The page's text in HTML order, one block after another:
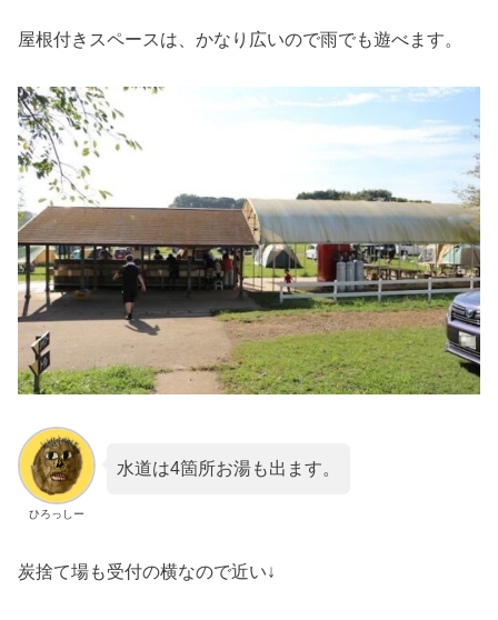
屋根付きスペースは、かなり広いので雨でも遊べます。
ひろっしー
水道は4箇所お湯も出ます。
炭捨て場も受付の横なので近い↓